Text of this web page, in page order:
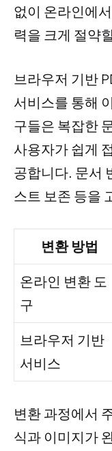
없이 온라인에
력을 크게 절약
브라우저 기반
서비스를 통해
구들은 복잡한
사용자가 쉽게
공합니다. 문서
스트 보존 등을
변환 방법
온라인 변환 도
구
브라우저 기반
서비스
변환 과정에서
식과 이미지가